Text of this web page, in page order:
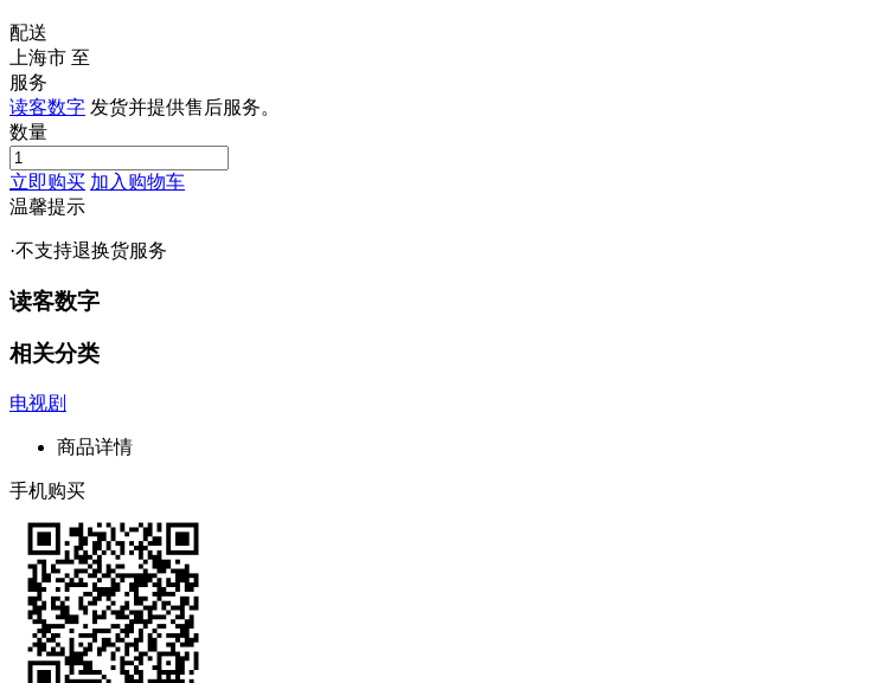
配送
上海市 至
服务
读客数字 发货并提供售后服务。
数量
立即购买 加入购物车
温馨提示
·不支持退换货服务
读客数字
相关分类
电视剧
商品详情
手机购买